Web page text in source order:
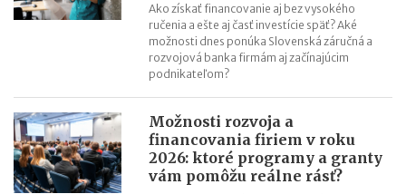
ChatGPT, Gemini a ďalšie AI nástroje: daňové povinnosti pri
Ako získať financovanie aj bez vysokého
ručenia a ešte aj časť investície späť? Aké
možnosti dnes ponúka Slovenská záručná a
rozvojová banka firmám aj začínajúcim
podnikateľom?
Možnosti rozvoja a
financovania firiem v roku
2026: ktoré programy a granty
vám pomôžu reálne rásť?